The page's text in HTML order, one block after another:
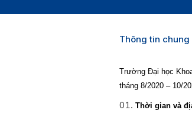
Thông tin chung
Trường Đại học
tháng 8/2020 – 10/
Thời gian và